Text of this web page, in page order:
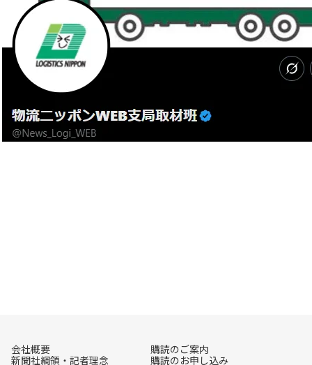
会社概要
新聞社綱領・記者理念
購読のご案内
購読のお申し込み